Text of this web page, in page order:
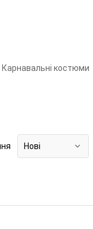
Карнавальні костюми
Нові